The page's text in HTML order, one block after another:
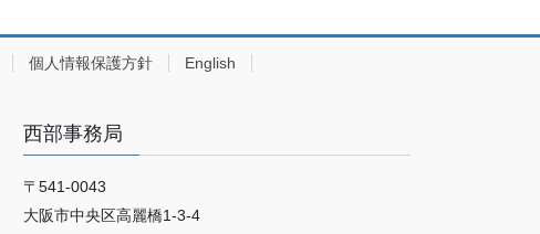
個人情報保護方針 English
西部事務局
〒541-0043
大阪市中央区高麗橋1-3-4